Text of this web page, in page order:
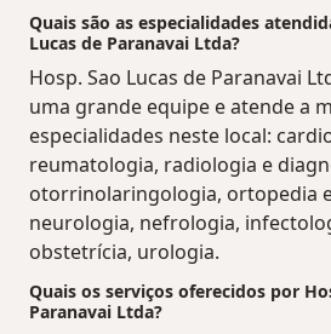
Quais são as especialidades
Lucas de Paranavai Ltda?
Hosp. Sao Lucas de Paranavai
uma grande equipe e atende a
especialidades neste local:
reumatologia, radiologia e
otorrinolaringologia, ortopedia
neurologia, nefrologia,
obstetrícia, urologia.
Quais os serviços oferecidos por
Paranavai Ltda?